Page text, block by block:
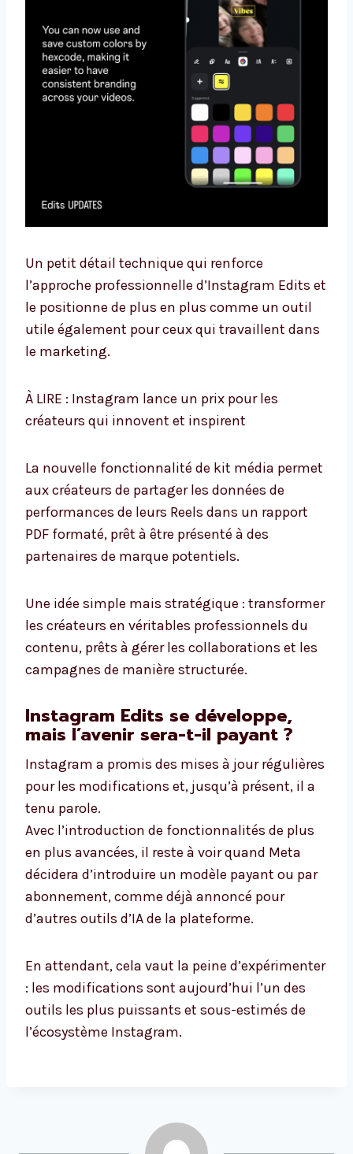
Un petit détail technique qui renforce
l’approche professionnelle d’Instagram Edits et
le positionne de plus en plus comme un outil
utile également pour ceux qui travaillent dans
le marketing.
À LIRE : Instagram lance un prix pour les
créateurs qui innovent et inspirent
La nouvelle fonctionnalité de kit média permet
aux créateurs de partager les données de
performances de leurs Reels dans un rapport
PDF formaté, prêt à être présenté à des
partenaires de marque potentiels.
Une idée simple mais stratégique : transformer
les créateurs en véritables professionnels du
contenu, prêts à gérer les collaborations et les
campagnes de manière structurée.
Instagram Edits se développe,
mais l’avenir sera-t-il payant ?
Instagram a promis des mises à jour régulières
pour les modifications et, jusqu’à présent, il a
tenu parole.
Avec l’introduction de fonctionnalités de plus
en plus avancées, il reste à voir quand Meta
décidera d’introduire un modèle payant ou par
abonnement, comme déjà annoncé pour
d’autres outils d’IA de la plateforme.
En attendant, cela vaut la peine d’expérimenter
: les modifications sont aujourd’hui l’un des
outils les plus puissants et sous-estimés de
l’écosystème Instagram.